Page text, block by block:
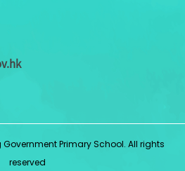
Primary School. All rights
reserved